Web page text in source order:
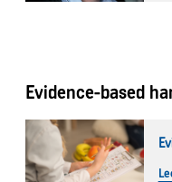
Evidence-based